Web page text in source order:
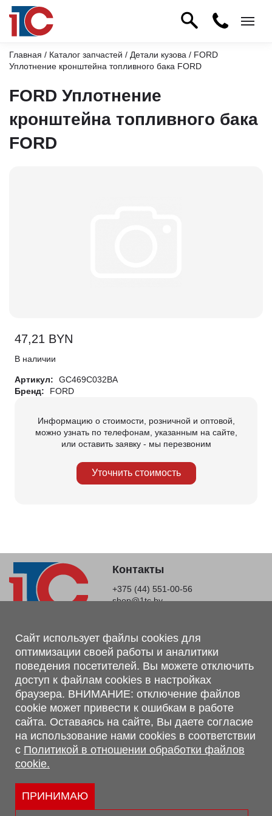
Главная / Каталог запчастей / Детали кузова / FORD
Уплотнение кронштейна топливного бака FORD
FORD Уплотнение
кронштейна топливного бака
FORD
47,21 BYN
В наличии
Артикул:
GC469C032BA
Бренд:
FORD
Информацию о стоимости, розничной и оптовой,
можно узнать по телефонам, указанным на сайте,
или оставить заявку - мы перезвоним
Уточнить стоимость
Контакты
+375 (44) 551-00-56
shop@1tc.by
Магазин, склад
г. Минск, Минский р-н, п. Привольный, ул. Мира, 20А,
223062
г. Брест, ул. Лейтенанта Рябцева, 108 В, 224701
Обращаем Ваше внимание, что вся предоставленная на сайте
информация, касающаяся комплектаций, технических
характеристик, цветовых сочетаний, а также стоимости и
сервисного обслуживания носит информационный характер и
не является публичной офертой, определяемой п.2 ст.407
Гражданского кодекса Республики Беларусь.
Политика обработки персональных данных
Политикой в отношении обработки файлов cookie.
Сайт использует файлы cookies для
оптимизации своей работы и аналитики
поведения посетителей. Вы можете отключить
доступ к файлам cookies в настройках
браузера. ВНИМАНИЕ: отключение файлов
cookie может привести к ошибкам в работе
сайта. Оставаясь на сайте, Вы даете согласие
на использование нами cookies в соответствии
с Политикой в отношении обработки файлов
cookie.
ПРИНИМАЮ